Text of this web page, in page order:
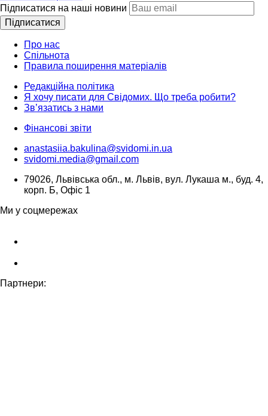
Підписатися на наші новини
Підписатися
Про нас
Спільнота
Правила поширення матеріалів
Редакційна політика
Я хочу писати для Свідомих. Що треба робити?
Зв’язатись з нами
Фінансові звіти
anastasiia.bakulina@svidomi.in.ua
svidomi.media@gmail.com
79026, Львівська обл., м. Львів, вул. Лукаша м., буд. 4,
корп. Б, Офіс 1
Ми у соцмережах
Партнери: